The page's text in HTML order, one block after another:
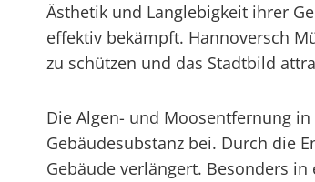
Ästhetik und Langlebigkeit ihrer
effektiv bekämpft. Hannoversch
zu schützen und das Stadtbild
Die Algen- und Moosentfernung
Gebäudesubstanz bei. Durch die
Gebäude verlängert. Besonders